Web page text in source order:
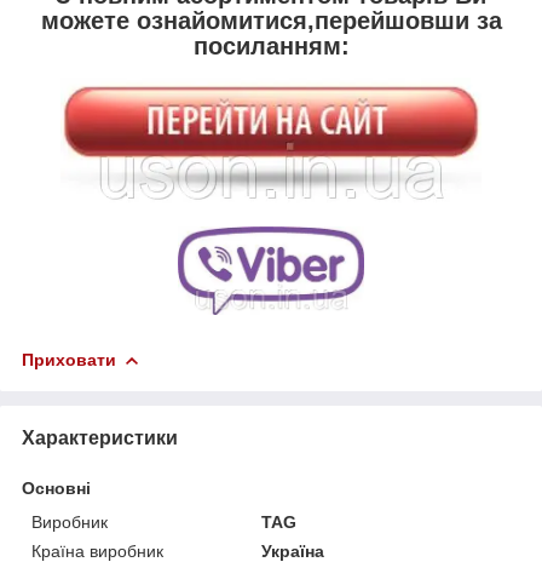
можете ознайомитися,перейшовши за
посиланням:
Приховати
Характеристики
Основні
Виробник
TAG
Країна виробник
Україна